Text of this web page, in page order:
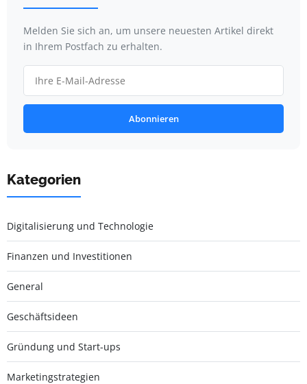
Melden Sie sich an, um unsere neuesten Artikel direkt
in Ihrem Postfach zu erhalten.
Abonnieren
Kategorien
Digitalisierung und Technologie
Finanzen und Investitionen
General
Geschäftsideen
Gründung und Start-ups
Marketingstrategien